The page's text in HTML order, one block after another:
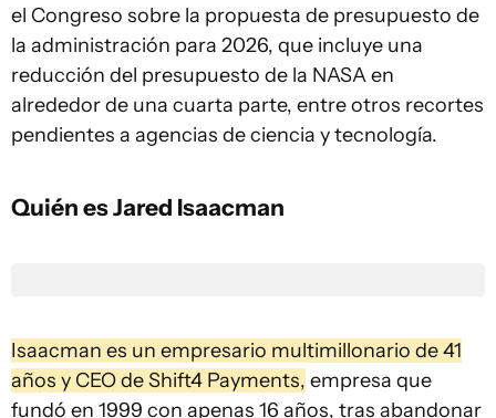
el Congreso sobre la propuesta de presupuesto de
la administración para 2026, que incluye una
reducción del presupuesto de la NASA en
alrededor de una cuarta parte, entre otros recortes
pendientes a agencias de ciencia y tecnología.
Quién es Jared Isaacman
Isaacman es un empresario multimillonario de 41
años y CEO de Shift4 Payments, empresa que
fundó en 1999 con apenas 16 años, tras abandonar